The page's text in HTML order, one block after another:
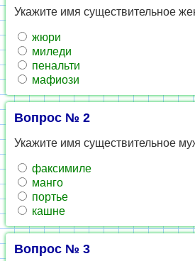
Укажите имя существительное
жюри
миледи
пенальти
мафиози
Вопрос № 2
Укажите имя существительное
факсимиле
манго
портье
кашне
Вопрос № 3